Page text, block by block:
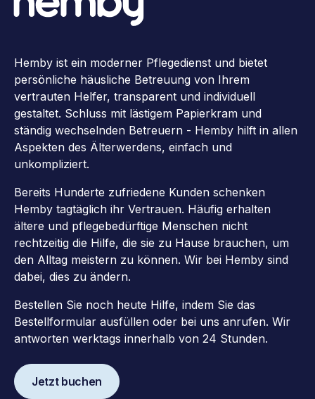
Hemby ist ein moderner Pflegedienst und bietet
persönliche häusliche Betreuung von Ihrem
vertrauten Helfer, transparent und individuell
gestaltet. Schluss mit lästigem Papierkram und
ständig wechselnden Betreuern - Hemby hilft in allen
Aspekten des Älterwerdens, einfach und
unkompliziert.
Bereits Hunderte zufriedene Kunden schenken
Hemby tagtäglich ihr Vertrauen. Häufig erhalten
ältere und pflegebedürftige Menschen nicht
rechtzeitig die Hilfe, die sie zu Hause brauchen, um
den Alltag meistern zu können. Wir bei Hemby sind
dabei, dies zu ändern.
Bestellen Sie noch heute Hilfe, indem Sie das
Bestellformular ausfüllen oder bei uns anrufen. Wir
antworten werktags innerhalb von 24 Stunden.
Jetzt buchen